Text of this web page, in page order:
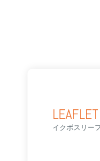
LEAFLET
イクボスリー